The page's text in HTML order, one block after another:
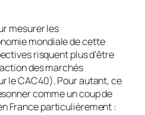
mesurer les
mondiale de cette
risquent plus d’être
des marchés
le CAC40). Pour autant, ce
comme un coup de
France particulièrement :